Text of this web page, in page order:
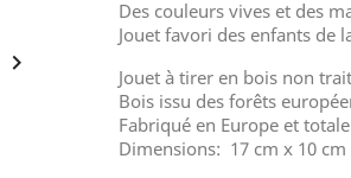

Des couleurs vives et des
Jouet favori des enfants de
Jouet à tirer en bois non
Bois issu des forêts
Fabriqué en Europe et
Dimensions: 17 cm x 10 cm